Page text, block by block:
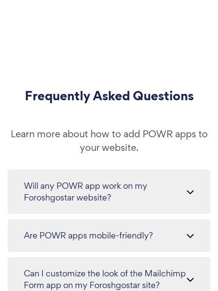
Frequently Asked Questions
Learn more about how to add POWR apps to
your website.
Will any POWR app work on my
Foroshgostar website?
Are POWR apps mobile-friendly?
Can I customize the look of the Mailchimp
Form app on my Foroshgostar site?